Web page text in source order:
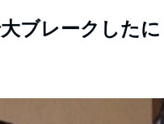
ブレークした